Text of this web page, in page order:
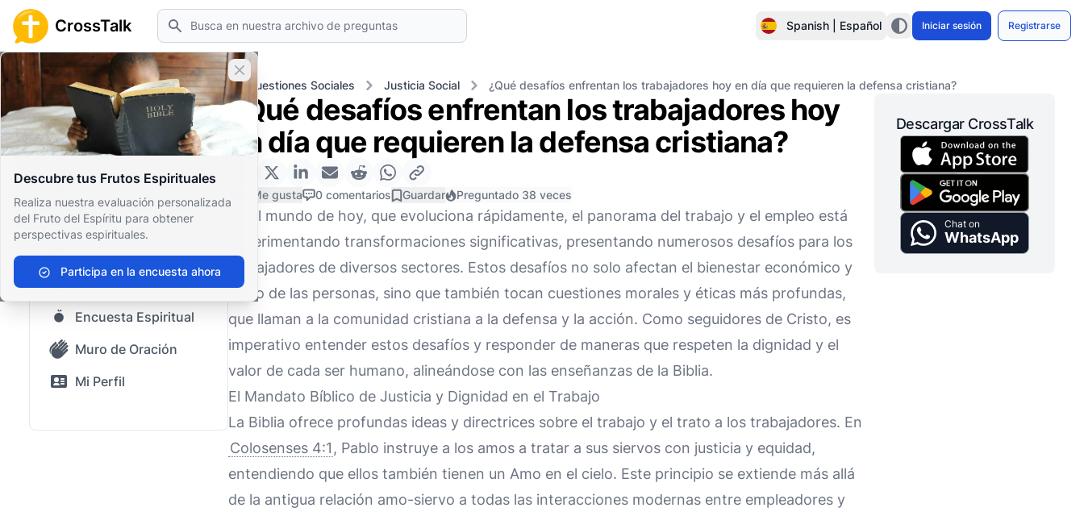
CrossTalk Buscar Spanish | Español Iniciar sesión Registrarse
Cerrar banner
Descubre tus Frutos Espirituales
Realiza nuestra evaluación personalizada
del Fruto del Espíritu para obtener
perspectivas espirituales.
Participa en la encuesta ahora
Inicio Archivo de Preguntas Cuestiones Sociales Justicia Social ¿Qué desafíos enfrentan los trabajadores hoy en día que requieren la defensa cristiana?
Inicio
Archivo de Preguntas
Nuestro blog
Contenido guardado
Preguntas Populares
Biblia Sagrada
Encuesta Espiritual
Muro de Oración
Mi Perfil
¿Qué desafíos enfrentan los trabajadores hoy
en día que requieren la defensa cristiana?
0 Me gusta 0 comentarios Guardar Preguntado 38 veces
En el mundo de hoy, que evoluciona rápidamente, el panorama del trabajo y el empleo está
experimentando transformaciones significativas, presentando numerosos desafíos para los
trabajadores de diversos sectores. Estos desafíos no solo afectan el bienestar económico y
físico de las personas, sino que también tocan cuestiones morales y éticas más profundas,
que llaman a la comunidad cristiana a la defensa y la acción. Como seguidores de Cristo, es
imperativo entender estos desafíos y responder de maneras que respeten la dignidad y el
valor de cada ser humano, alineándose con las enseñanzas de la Biblia.
El Mandato Bíblico de Justicia y Dignidad en el Trabajo
La Biblia ofrece profundas ideas y directrices sobre el trabajo y el trato a los trabajadores. En
Colosenses 4:1 , Pablo instruye a los amos a tratar a sus siervos con justicia y equidad,
entendiendo que ellos también tienen un Amo en el cielo. Este principio se extiende más allá
de la antigua relación amo-siervo a todas las interacciones modernas entre empleadores y
Descargar CrossTalk
Chat on
WhatsApp